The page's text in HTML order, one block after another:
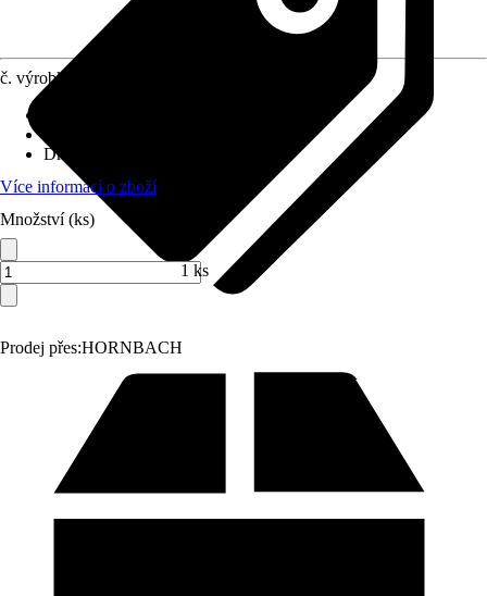
Prodej přes:HORNBACH
č. výrobku
Druh závitu
Více informací o zboží
Množství (ks)
1 ks